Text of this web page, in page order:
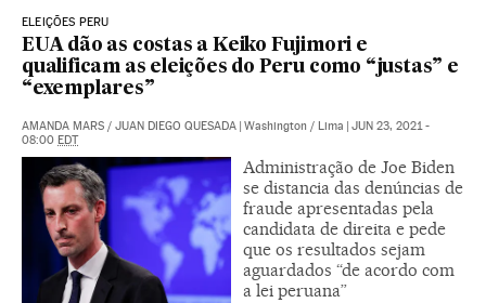
ELEIÇÕES PERU
EUA dão as costas a Keiko Fujimori e
qualificam as eleições do Peru como “justas” e
“exemplares”
AMANDA MARS / JUAN DIEGO QUESADA | Washington / Lima | JUN 23, 2021 -
08:00 EDT
Administração de Joe Biden
se distancia das denúncias de
fraude apresentadas pela
candidata de direita e pede
que os resultados sejam
aguardados “de acordo com
a lei peruana”